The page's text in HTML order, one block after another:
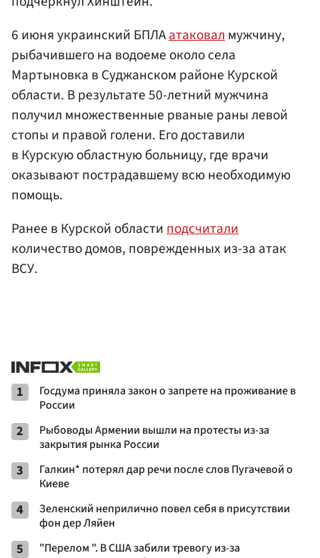
6 июня украинский БПЛАатаковалмужчину,
рыбачившего на водоеме около села
Мартыновка в Суджанском районе Курской
области. В результате 50-летний мужчина
получил множественные рваные раны левой
стопы и правой голени. Его доставили
в Курскую областную больницу, где врачи
оказывают пострадавшему всю необходимую
помощь.
Ранее в Курской областиподсчитали
количество домов, поврежденных из-за атак
ВСУ.
1
Госдума приняла закон о запрете на проживание в
России
2
Рыбоводы Армении вышли на протесты из-за
закрытия рынка России
3
Галкин* потерял дар речи после слов Пугачевой о
Киеве
4
Зеленский неприлично повел cебя в присутствии
фон дер Ляйен
5
"Перелом ". В США забили тревогу из-за